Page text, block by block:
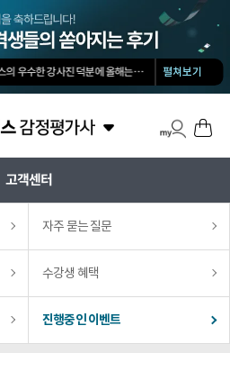
김유안 평가사님의 강의가 큰 도움이 됐습니다. 답과 근거 모두를 갖춘 답안을 작성하도록 팁을 많이 전수해 주셔서 추천합니다.
작년 타사 수강해서 떨어졌는데, 해커스의 우수한 강사진 덕분에 올해는 합격하게 되었습니다.
해커스 교수님이 출제하신 동형모의고사 다 풀었는데 적중률 미쳤어요. 시험장에서 깜짝 놀랐습니다.
-양*성님
김유안 평가사님의 강의가 큰 도움이 됐습니다. 답과 근거 모두를 갖춘 답안을 작성하도록 팁을 많이 전수해 주셔서 추천합니다.
펼쳐보기
고객센터
자주 묻는 질문
수강생 혜택
진행중인 이벤트